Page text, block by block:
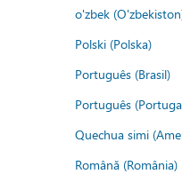
o'zbek
Polski (Polska)
Português (Brasil)
Português
Quechua simi
Română (România)